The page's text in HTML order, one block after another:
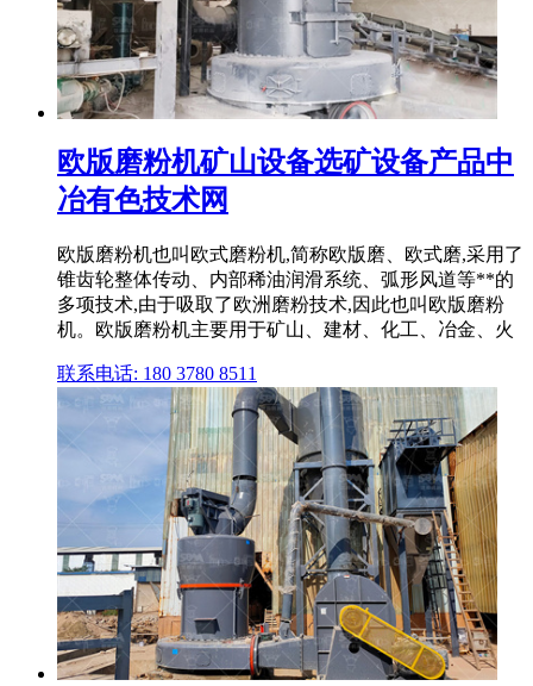
欧版磨粉机矿山设备选矿设备产品中
冶有色技术网
欧版磨粉机也叫欧式磨粉机,简称欧版磨、欧式磨,采用了
锥齿轮整体传动、内部稀油润滑系统、弧形风道等**的
多项技术,由于吸取了欧洲磨粉技术,因此也叫欧版磨粉
机。欧版磨粉机主要用于矿山、建材、化工、冶金、火
联系电话: 180 3780 8511